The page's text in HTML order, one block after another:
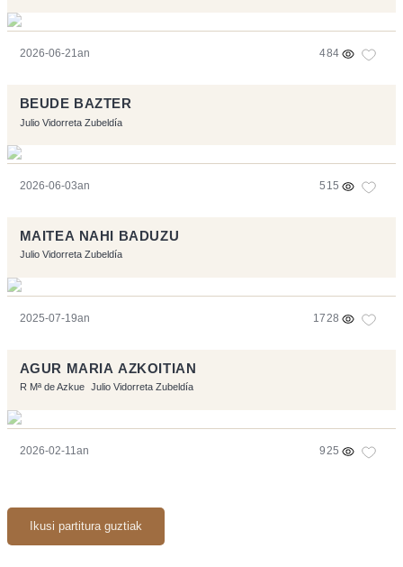
2026-06-21an 484
BEUDE BAZTER
Julio Vidorreta Zubeldía
2026-06-03an 515
MAITEA NAHI BADUZU
Julio Vidorreta Zubeldía
2025-07-19an 1728
AGUR MARIA AZKOITIAN
R Mª de Azkue Julio Vidorreta Zubeldía
2026-02-11an 925
Ikusi partitura guztiak